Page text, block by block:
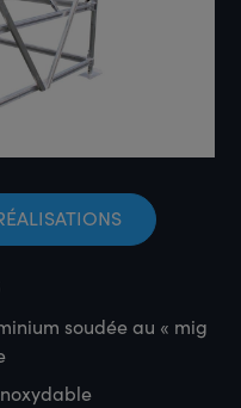
soudée au « mig